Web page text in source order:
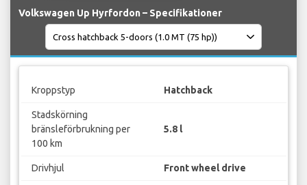
Volkswagen Up Hyrfordon – Specifikationer
Kroppstyp Hatchback
Stadskörning
bränsleförbrukning per
100 km
5.8 l
Drivhjul Front wheel drive